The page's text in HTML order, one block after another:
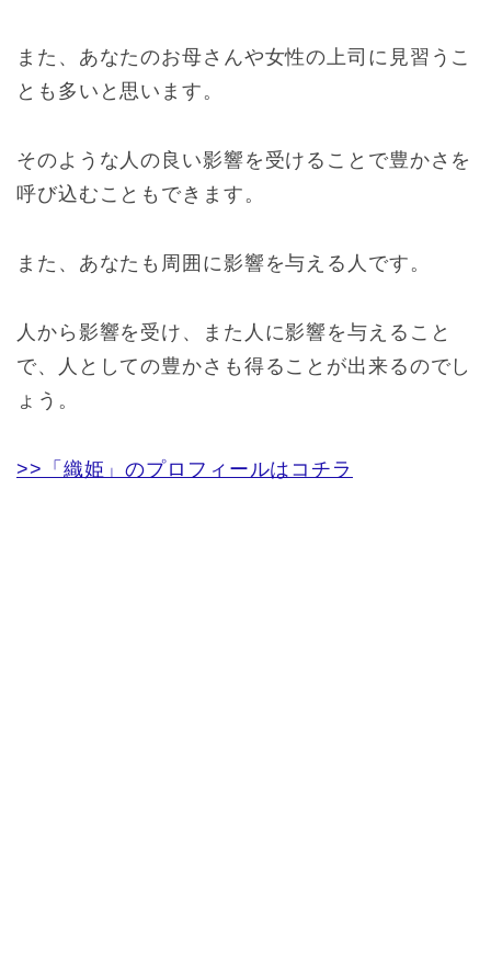
また、あなたのお母さんや女性の上司に見習うこ
とも多いと思います。
そのような人の良い影響を受けることで豊かさを
呼び込むこともできます。
また、あなたも周囲に影響を与える人です。
人から影響を受け、また人に影響を与えること
で、人としての豊かさも得ることが出来るのでし
ょう。
>>「織姫」のプロフィールはコチラ